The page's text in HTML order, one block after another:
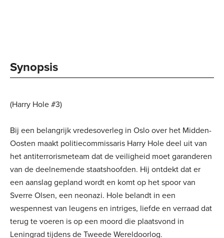
Synopsis
(Harry Hole #3)
Bij een belangrijk vredesoverleg in Oslo over het Midden-
Oosten maakt politiecommissaris Harry Hole deel uit van
het antiterrorismeteam dat de veiligheid moet garanderen
van de deelnemende staatshoofden. Hij ontdekt dat er
een aanslag gepland wordt en komt op het spoor van
Sverre Olsen, een neonazi. Hole belandt in een
wespennest van leugens en intriges, liefde en verraad dat
terug te voeren is op een moord die plaatsvond in
Leningrad tijdens de Tweede Wereldoorlog.